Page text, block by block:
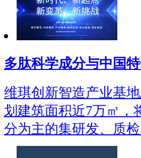
多肽科学成分与中国
维琪创新智造产业基
划建筑面积近7万㎡，
分为主的集研发、质